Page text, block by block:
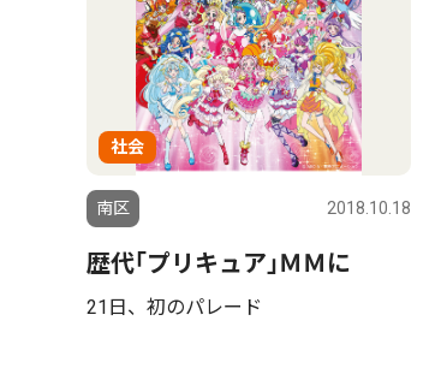
社会
南区 2018.10.18
歴代｢プリキュア｣ＭＭに
21日、初のパレード